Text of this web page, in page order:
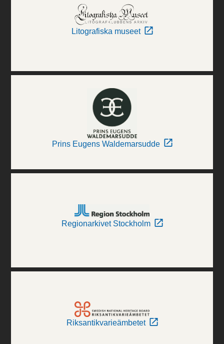
Litografiska museet
Prins Eugens Waldemarsudde
Regionarkivet Stockholm
Riksantikvarieämbetet